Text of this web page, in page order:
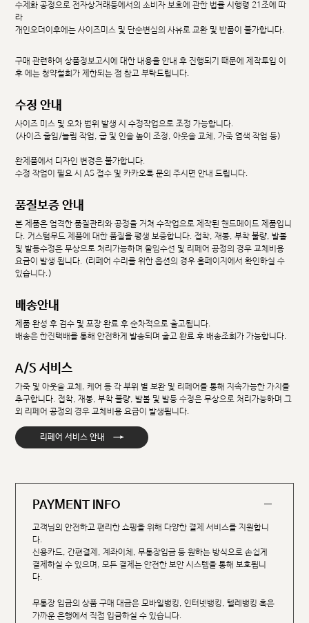
수제화 공정으로 전자상거래등에서의 소비자 보호에 관한 법률 시행령 21조에 따
라
개인오더이후에는 사이즈미스 및 단순변심의 사유로 교환 및 반품이 불가합니다.
구매 관련하여 상품정보고시에 대한 내용을 안내 후 진행되기 때문에 제작투입 이
후 에는 청약철회가 제한되는 점 참고 부탁드립니다.
수정 안내
사이즈 미스 및 오차 범위 발생 시 수정작업으로 조정 가능합니다.
(사이즈 줄임/늘림 작업, 굽 및 인솔 높이 조정, 아웃솔 교체, 가죽 염색 작업 등)
완제품에서 디자인 변경은 불가합니다.
수정 작업이 필요 시 AS 접수 및 카카오톡 문의 주시면 안내 드립니다.
품질보증 안내
본 제품은 엄격한 품질관리와 공정을 거쳐 수작업으로 제작된 핸드메이드 제품입니
다. 커스텀무드 제품에 대한 품질을 평생 보증합니다. 접착, 재봉, 부착 불량, 발볼
및 발등수정은 무상으로 처리가능하며 줄임수선 및 리페어 공정의 경우 교체비용
요금이 발생 됩니다. (리페어 수리를 위한 옵션의 경우 홈페이지에서 확인하실 수
있습니다.)
배송안내
제품 완성 후 검수 및 포장 완료 후 순차적으로 출고됩니다.
배송은 한진택배를 통해 안전하게 발송되며 출고 완료 후 배송조회가 가능합니다.
A/S 서비스
가죽 및 아웃솔 교체, 케어 등 각 부위 별 보완 및 리페어를 통해 지속가능한 가치를
추구합니다. 접착, 재봉, 부착 불량, 발볼 및 발등 수정은 무상으로 처리가능하며 그
외 리페어 공정의 경우 교체비용 요금이 발생됩니다.
리페어 서비스 안내 →
PAYMENT INFO
고객님의 안전하고 편리한 쇼핑을 위해 다양한 결제 서비스를 지원합니
다.
신용카드, 간편결제, 계좌이체, 무통장입금 등 원하는 방식으로 손쉽게
결제하실 수 있으며, 모든 결제는 안전한 보안 시스템을 통해 보호됩니
다.
무통장 입금의 상품 구매 대금은 모바일뱅킹, 인터넷뱅킹, 텔레뱅킹 혹은
가까운 은행에서 직접 입금하실 수 있습니다.